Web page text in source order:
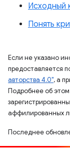
Исходный
Понять
Если не указано
предоставляется
авторства 4.0", а
Подробнее об
аффилированных
Последнее